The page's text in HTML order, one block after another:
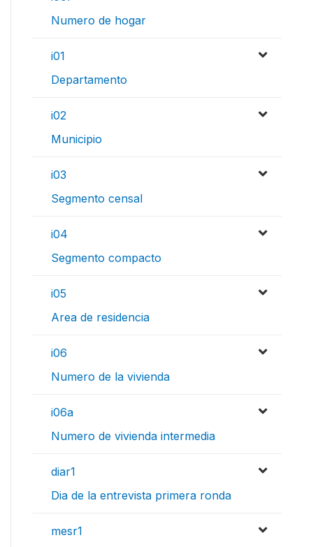
Numero de hogar
i01
Departamento
i02
Municipio
i03
Segmento censal
i04
Segmento compacto
i05
Area de residencia
i06
Numero de la vivienda
i06a
Numero de vivienda intermedia
diar1
Dia de la entrevista primera ronda
mesr1